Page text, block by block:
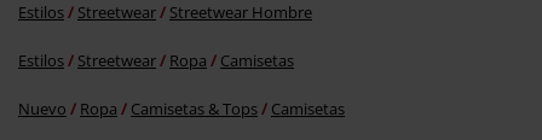
Estilos Streetwear Streetwear Hombre
Estilos Streetwear Ropa Camisetas
Nuevo Ropa Camisetas & Tops Camisetas